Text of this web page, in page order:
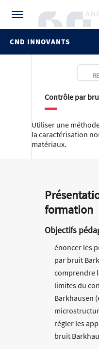
CND INNOVANTS
Contrôle par
Utiliser une
la caractérisation
matériaux.
formation
Objectifs
énoncer les
par bruit
comprendre
limites du
Barkhausen
régler les
bruit